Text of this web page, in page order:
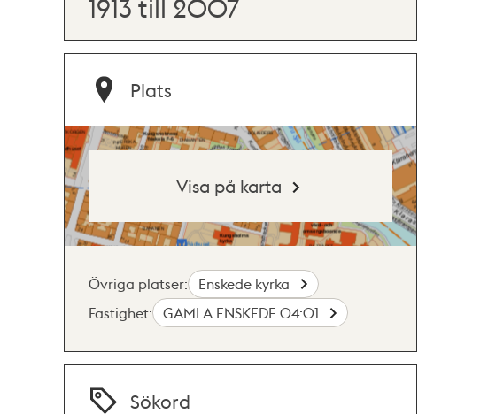
1913 till 2007
Plats
Visa på karta
Övriga platser:
Enskede kyrka
Fastighet:
GAMLA ENSKEDE 04:01
Sökord